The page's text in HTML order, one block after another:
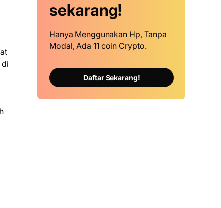
di
sekarang!
Hanya Menggunakan Hp, Tanpa
Modal, Ada 11 coin Crypto.
Daftar Sekarang!